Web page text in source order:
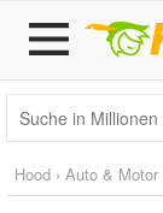
Hood › Auto & Motor